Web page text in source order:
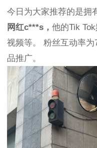
今日为大家推荐的是拥
网红c***s， 他的Tik
视频等。 粉丝互动率
品推广。